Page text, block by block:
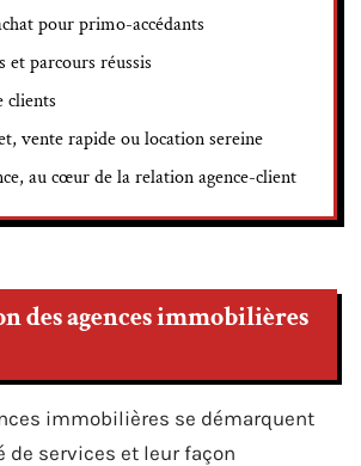
pour primo-accédants
et parcours réussis
clients
vente rapide ou location sereine
au cœur de la relation agence-client
des agences immobilières
immobilières se démarquent
de services et leur façon